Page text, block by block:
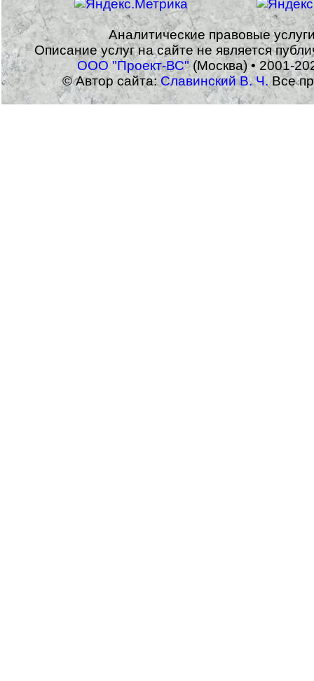
Аналитические правовые
Описание услуг на сайте не является
ООО "Проект-ВС"(Москва) • 2001-
© Автор сайта:Славинский В. Ч.Все